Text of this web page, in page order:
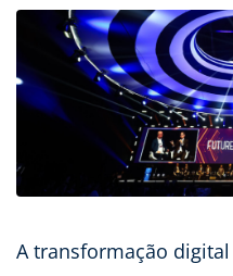
A transformação